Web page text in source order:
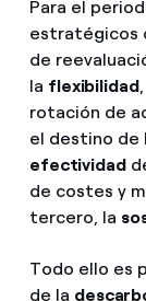
Para el
estratégicos
de
la flexibilidad
rotación de
el destino de
efectividad
de costes y
tercero, la
Todo ello es
de la